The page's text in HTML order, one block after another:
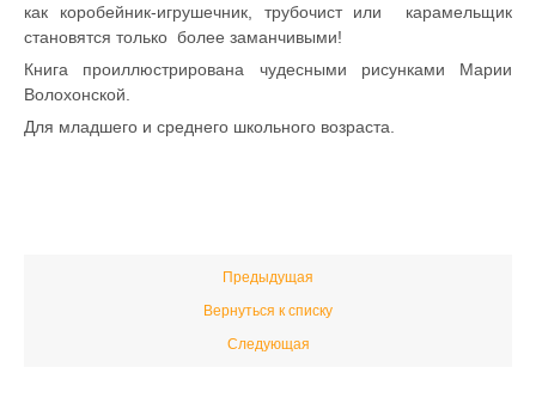
как коробейник-игрушечник, трубочист или карамельщик
становятся только более заманчивыми!
Книга проиллюстрирована чудесными рисунками Марии
Волохонской.
Для младшего и среднего школьного возраста.
Предыдущая
Вернуться к списку
Следующая